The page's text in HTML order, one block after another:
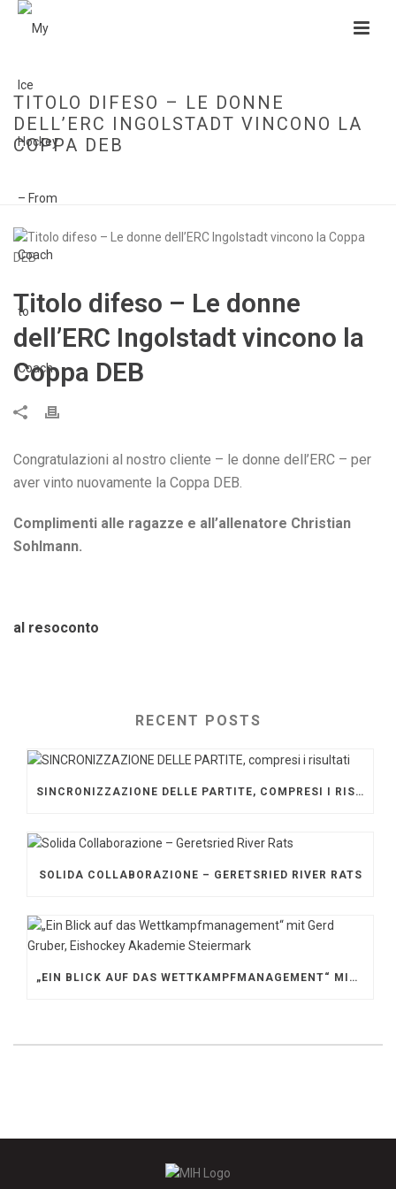
TITOLO DIFESO – LE DONNE
DELL’ERC INGOLSTADT VINCONO LA
COPPA DEB
Titolo difeso – Le donne
dell’ERC Ingolstadt vincono la
Coppa DEB
Congratulazioni al nostro cliente – le donne dell’ERC – per
aver vinto nuovamente la Coppa DEB.
Complimenti alle ragazze e all’allenatore Christian
Sohlmann.
al resoconto
RECENT POSTS
SINCRONIZZAZIONE DELLE PARTITE, COMPRESI I RISULTATI
SOLIDA COLLABORAZIONE – GERETSRIED RIVER RATS
„EIN BLICK AUF DAS WETTKAMPFMANAGEMENT“ MIT GERD GRUBER, EISHOCKEY AKADEMIE STEIERMARK